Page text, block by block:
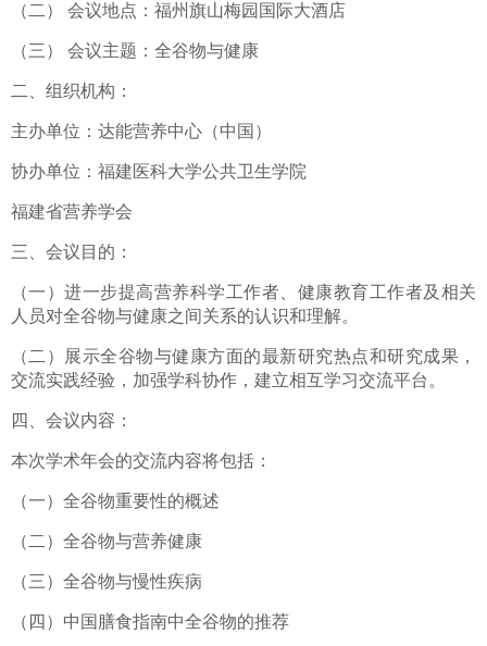
（二） 会议地点：福州旗山梅园国际大酒店
（三） 会议主题：全谷物与健康
二、组织机构：
主办单位：达能营养中心（中国）
协办单位：福建医科大学公共卫生学院
福建省营养学会
三、会议目的：
（一）进一步提高营养科学工作者、健康教育工作者及相关
人员对全谷物与健康之间关系的认识和理解。
（二）展示全谷物与健康方面的最新研究热点和研究成果，
交流实践经验，加强学科协作，建立相互学习交流平台。
四、会议内容：
本次学术年会的交流内容将包括：
（一）全谷物重要性的概述
（二）全谷物与营养健康
（三）全谷物与慢性疾病
（四）中国膳食指南中全谷物的推荐